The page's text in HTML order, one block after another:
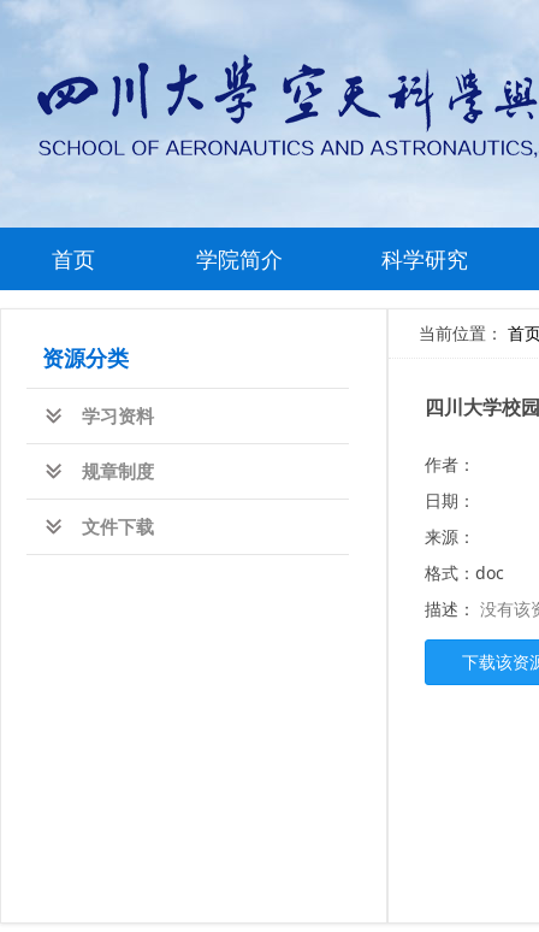
首页 学院简介 科学研究
资源分类
学习资料
规章制度
文件下载
当前位置： 首
四川大学校
作者：
日期：
来源：
格式：doc
描述： 没有该